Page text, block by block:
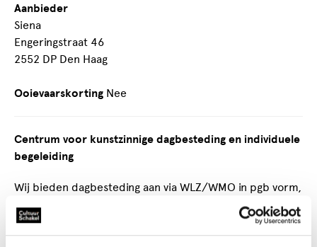
Centrum voor kunstzinnige dagbesteding en individuele
begeleiding
Wij bieden dagbesteding aan via WLZ/WMO in pgb vorm,
op basis van beeldende kunst, dans en muziek begeleid
door hoog opgeleide specialisten. Deze methodische
begeleiding is gericht op het verkrijgen van inzicht en
Aanbieder
Siena
Engeringstraat 46
2552 DP Den Haag
Ooievaarskorting Nee